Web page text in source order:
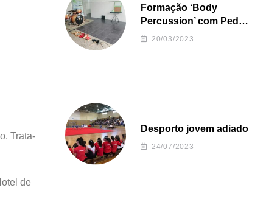
Trata-
de
Formação ‘Body
Percussion’ com Pedro
Almeida
20/03/2023
Desporto jovem adiado
24/07/2023